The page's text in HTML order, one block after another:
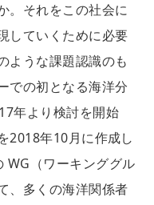
。それをこの社会に
していくために必要
ような課題認識のも
での初となる海洋分
年より検討を開始
2018年10月に作成し
WG（ワーキンググル
、多くの海洋関係者